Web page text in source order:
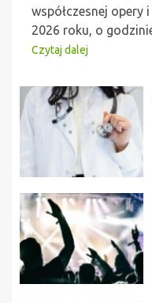
współczesnej opery
2026 roku, o
Czytaj dalej